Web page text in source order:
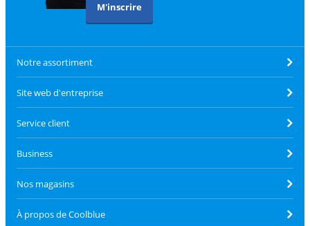
M'inscrire
Notre assortiment
Site web d'entreprise
Service client
Business
Nos magasins
À propos de Coolblue